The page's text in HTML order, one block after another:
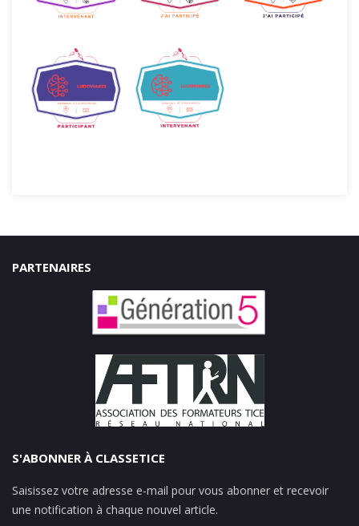
PARTENAIRES
S'ABONNER À CLASSETICE
Saisissez votre adresse e-mail pour vous abonner et recevoir
une notification à chaque nouvel article.